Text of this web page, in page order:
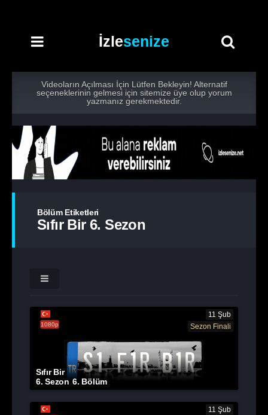
İzlesenize
Videoların Açılması İçin Lütfen Bekleyin! Alternatif
seçeneklerinin gelmesi için sitemize üye olup yorum
yazmanız gerekmektedir.
Bölüm Etiketleri
Sıfır Bir 6. Sezon
1080p Sezon Finali
11 Şub
Sıfır Bir
6. Sezon 6. Bölüm
11 Şub